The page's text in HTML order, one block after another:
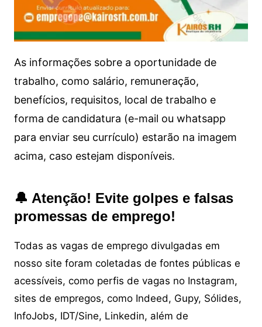
As informações sobre a oportunidade de
trabalho, como salário, remuneração,
benefícios, requisitos, local de trabalho e
forma de candidatura (e-mail ou whatsapp
para enviar seu currículo) estarão na imagem
acima, caso estejam disponíveis.
🔔 Atenção! Evite golpes e falsas
promessas de emprego!
Todas as vagas de emprego divulgadas em
nosso site foram coletadas de fontes públicas e
acessíveis, como perfis de vagas no Instagram,
sites de empregos, como Indeed, Gupy, Sólides,
InfoJobs, IDT/Sine, Linkedin, além de